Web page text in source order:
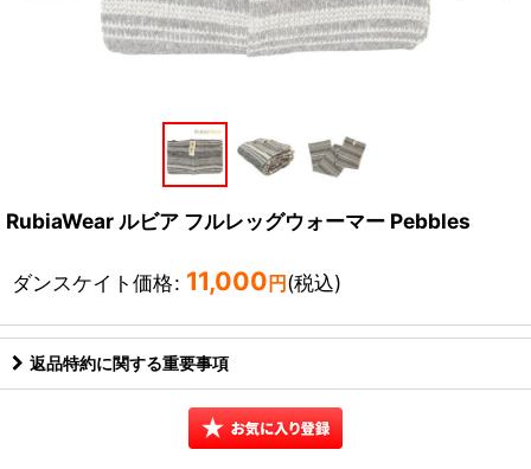
RubiaWear ルビア フルレッグウォーマー Pebbles
ダンスケイト価格: 11,000 円 (税込)
返品特約に関する重要事項